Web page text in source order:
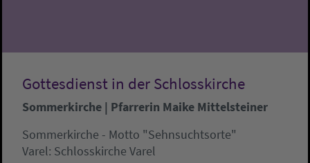
Gottesdienst in der Schlosskirche
Sommerkirche | Pfarrerin Maike Mittelsteiner
Sommerkirche - Motto "Sehnsuchtsorte"
Varel: Schlosskirche Varel